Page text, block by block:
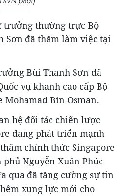
trưởng thường trực Bộ
Sơn đã thăm làm việc tại
Bùi Thanh Sơn đã
vụ khanh cao cấp Bộ
Mohamad Bin Osman.
hệ đối tác chiến lược
đang phát triển mạnh
chính thức Singapore
Nguyễn Xuân Phúc
qua đã tăng cường sự tin
xung lực mới cho